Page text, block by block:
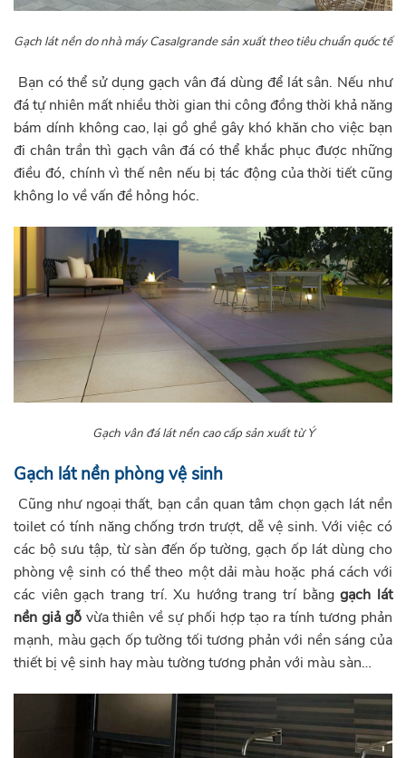
Gạch lát nền do nhà máy Casalgrande sản xuất theo tiêu chuẩn quốc tế
Bạn có thể sử dụng gạch vân đá dùng để lát sân. Nếu như
đá tự nhiên mất nhiều thời gian thi công đồng thời khả năng
bám dính không cao, lại gồ ghề gây khó khăn cho việc bạn
đi chân trần thì gạch vân đá có thể khắc phục được những
điều đó, chính vì thế nên nếu bị tác động của thời tiết cũng
không lo về vấn đề hỏng hóc.
Gạch vân đá lát nền cao cấp sản xuất từ Ý
Gạch lát nền phòng vệ sinh
Cũng như ngoại thất, bạn cần quan tâm chọn gạch lát nền
toilet có tính năng chống trơn trượt, dễ vệ sinh. Với việc có
các bộ sưu tập, từ sàn đến ốp tường, gạch ốp lát dùng cho
phòng vệ sinh có thể theo một dải màu hoặc phá cách với
các viên gạch trang trí. Xu hướng trang trí bằnggạch lát
nền giả gỗvừa thiên về sự phối hợp tạo ra tính tương phản
mạnh, màu gạch ốp tường tối tương phản với nền sáng của
thiết bị vệ sinh hay màu tường tương phản với màu sàn…